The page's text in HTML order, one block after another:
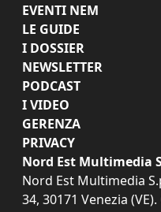
EVENTI NEM
LE GUIDE
I DOSSIER
NEWSLETTER
PODCAST
I VIDEO
GERENZA
PRIVACY
Nord Est Multimedia
Nord Est Multimedia
34, 30171 Venezia